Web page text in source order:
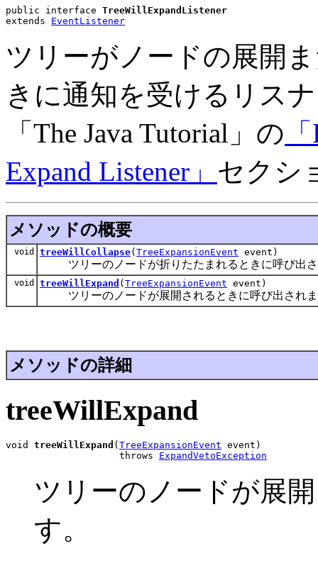
public interface TreeWillExpandListener
extends EventListener
ツリーがノードの展開
きに通知を受けるリス
「The Java Tutorial」の
Expand Listener」 セクシ
メソッドの概要
void treeWillCollapse( TreeExpansionEvent event)
ツリーのノードが折りたたまれるときに呼び出さ
void treeWillExpand ( TreeExpansionEvent event)
ツリーのノードが展開されるときに呼び出され
メソッドの詳細
treeWillExpand
void treeWillExpand ( TreeExpansionEvent event)
                    throws
ExpandVetoException
ツリーのノードが展
す。